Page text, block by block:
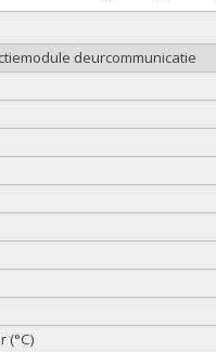
deurcommunicatie
(°C)